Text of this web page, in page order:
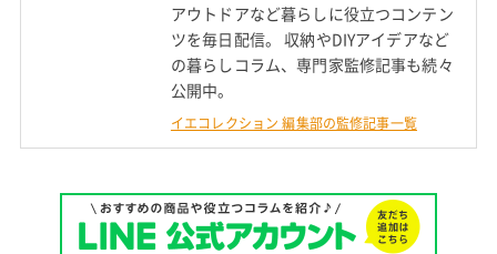
アウトドアなど暮らしに役立つコンテン
ツを毎日配信。 収納やDIYアイデアなど
の暮らしコラム、専門家監修記事も続々
公開中。
イエコレクション 編集部の監修記事一覧